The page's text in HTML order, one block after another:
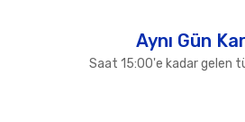
Aynı Gün
Saat 15:00'e kadar gelen